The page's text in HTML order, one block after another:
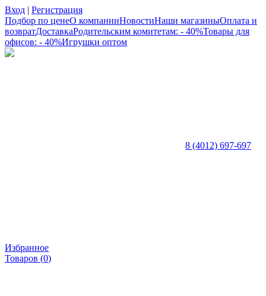
Вход | Регистрация
Подбор по ценеО компанииНовостиНаши магазиныОплата и
возвратДоставкаРодительским комитетам: - 40%Товары для
офисов: - 40%Игрушки оптом
8 (4012) 697-697
Избранное
Товаров (0)